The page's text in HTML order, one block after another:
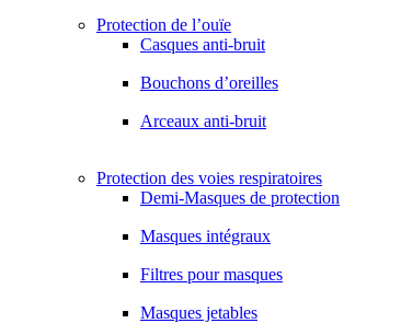
Protection de l’ouïe
Casques anti-bruit
Bouchons d’oreilles
Arceaux anti-bruit
Protection des voies respiratoires
Demi-Masques de protection
Masques intégraux
Filtres pour masques
Masques jetables